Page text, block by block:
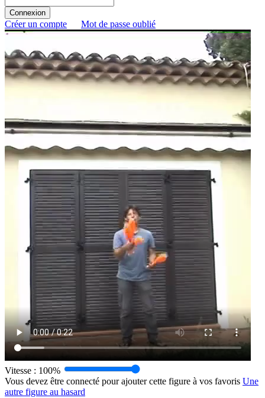
Créer un compte Mot de passe oublié
Vitesse : 100%
Vous devez être connecté pour ajouter cette figure à vos favoris Une
autre figure au hasard